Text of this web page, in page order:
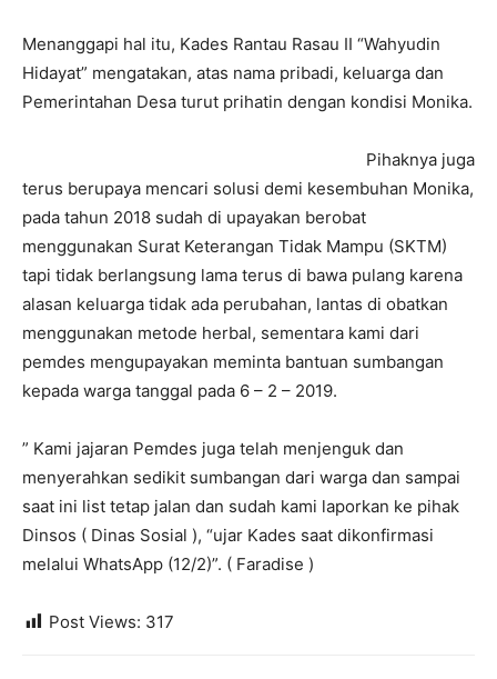
Menanggapi hal itu, Kades Rantau Rasau II “Wahyudin
Hidayat” mengatakan, atas nama pribadi, keluarga dan
Pemerintahan Desa turut prihatin dengan kondisi Monika.
Pihaknya juga
terus berupaya mencari solusi demi kesembuhan Monika,
pada tahun 2018 sudah di upayakan berobat
menggunakan Surat Keterangan Tidak Mampu (SKTM)
tapi tidak berlangsung lama terus di bawa pulang karena
alasan keluarga tidak ada perubahan, lantas di obatkan
menggunakan metode herbal, sementara kami dari
pemdes mengupayakan meminta bantuan sumbangan
kepada warga tanggal pada 6 – 2 – 2019.
” Kami jajaran Pemdes juga telah menjenguk dan
menyerahkan sedikit sumbangan dari warga dan sampai
saat ini list tetap jalan dan sudah kami laporkan ke pihak
Dinsos ( Dinas Sosial ), “ujar Kades saat dikonfirmasi
melalui WhatsApp (12/2)”. ( Faradise )
Post Views: 317